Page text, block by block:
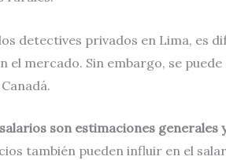
detectives privados en Lima, es
mercado. Sin embargo, se
son estimaciones generales
también pueden influir en el